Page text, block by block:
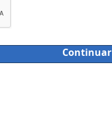
Continuar